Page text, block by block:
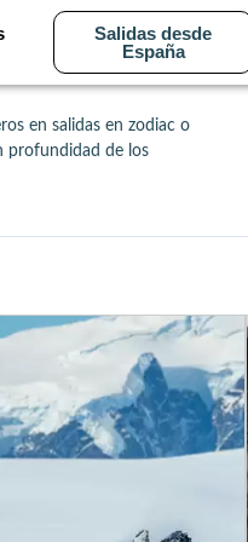
Salidas desde
España
un nivel de exigencia
de un casco polar reforzado
en salidas en zodiac o
profundidad de los
atención personalizada,